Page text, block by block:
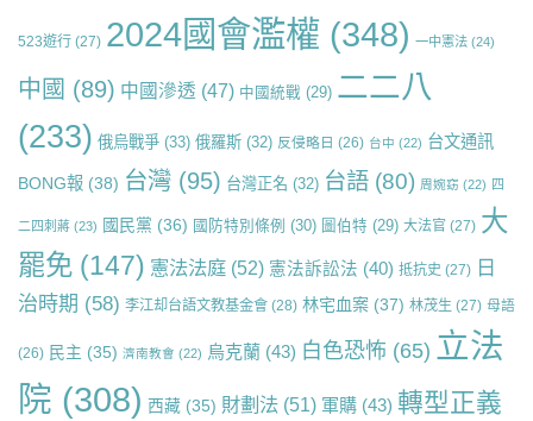
523遊行 (27) 2024國會濫權 (348) 一中憲法 (24)
中國 (89) 中國滲透 (47) 中國統戰 (29) 二二八
(233) 俄烏戰爭 (33) 俄羅斯 (32) 反侵略日 (26) 台中 (22) 台文通訊
BONG報 (38) 台灣 (95) 台灣正名 (32) 台語 (80) 周婉窈 (22) 四
二四刺蔣 (23) 國民黨 (36) 國防特別條例 (30) 圖伯特 (29) 大法官 (27) 大
罷免 (147) 憲法法庭 (52) 憲法訴訟法 (40) 抵抗史 (27) 日
治時期 (58) 李江却台語文教基金會 (28) 林宅血案 (37) 林茂生 (27) 母語
(26) 民主 (35) 濟南教會 (22) 烏克蘭 (43) 白色恐怖 (65) 立法
院 (308) 西藏 (35) 財劃法 (51) 軍購 (43) 轉型正義